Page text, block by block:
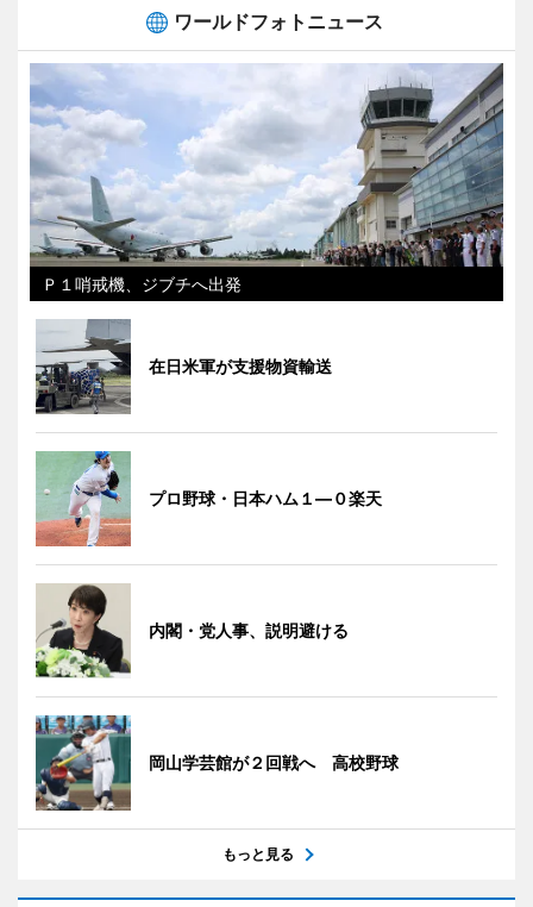
ワールドフォトニュース
Ｐ１哨戒機、ジブチへ出発
在日米軍が支援物資輸送
プロ野球・日本ハム１―０楽天
内閣・党人事、説明避ける
岡山学芸館が２回戦へ 高校野球
もっと見る